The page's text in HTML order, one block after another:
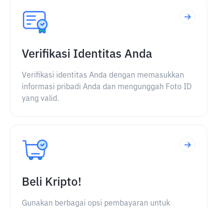
Verifikasi Identitas Anda
Verifikasi identitas Anda dengan memasukkan
informasi pribadi Anda dan mengunggah Foto ID
yang valid.
Beli Kripto!
Gunakan berbagai opsi pembayaran untuk